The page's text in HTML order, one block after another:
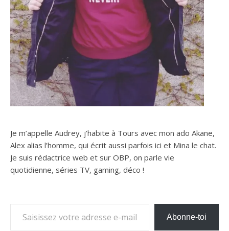
Je m’appelle Audrey, j’habite à Tours avec mon ado Akane,
Alex alias l’homme, qui écrit aussi parfois ici et Mina le chat.
Je suis rédactrice web et sur OBP, on parle vie
quotidienne, séries TV, gaming, déco !
Abonne-toi